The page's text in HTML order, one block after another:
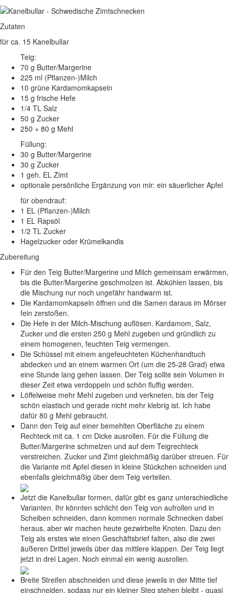
Zutaten
für ca. 15 Kanelbullar
Teig:
70 g Butter/Margerine
225 ml (Pflanzen-)Milch
10 grüne Kardamomkapseln
15 g frische Hefe
1/4 TL Salz
50 g Zucker
250 + 80 g Mehl
Füllung:
30 g Butter/Margerine
30 g Zucker
1 geh. EL Zimt
optionale persönliche Ergänzung von mir: ein säuerlicher Apfel
für obendrauf:
1 EL (Pflanzen-)Milch
1 EL Rapsöl
1/2 TL Zucker
Hagelzucker oder Krümelkandis
Zubereitung
Für den Teig Butter/Margerine und Milch gemeinsam erwärmen,
bis die Butter/Margerine geschmolzen ist. Abkühlen lassen, bis
die Mischung nur noch ungefähr handwarm ist.
Die Kardamomkapseln öffnen und die Samen daraus im Mörser
fein zerstoßen.
Die Hefe in der Milch-Mischung auflösen. Kardamom, Salz,
Zucker und die ersten 250 g Mehl zugeben und gründlich zu
einem homogenen, feuchten Teig vermengen.
Die Schüssel mit einem angefeuchteten Küchenhandtuch
abdecken und an einem warmen Ort (um die 25-28 Grad) etwa
eine Stunde lang gehen lassen. Der Teig sollte sein Volumen in
dieser Zeit etwa verdoppeln und schön fluffig werden.
Löffelweise mehr Mehl zugeben und verkneten, bis der Teig
schön elastisch und gerade nicht mehr klebrig ist. Ich habe
dafür 80 g Mehl gebraucht.
Dann den Teig auf einer bemehlten Oberfläche zu einem
Rechteck mit ca. 1 cm Dicke ausrollen. Für die Füllung die
Butter/Margerine schmelzen und auf dem Teigrechteck
verstreichen. Zucker und Zimt gleichmäßig darüber streuen. Für
die Variante mit Apfel diesen in kleine Stückchen schneiden und
ebenfalls gleichmäßig über dem Teig verteilen.
Jetzt die Kanelbullar formen, dafür gibt es ganz unterschiedliche
Varianten. Ihr könnten schlicht den Teig von aufrollen und in
Scheiben schneiden, dann kommen normale Schnecken dabei
heraus, aber wir machen heute gezwirbelte Knoten. Dazu den
Teig als erstes wie einen Geschäftsbrief falten, also die zwei
äußeren Drittel jeweils über das mittlere klappen. Der Teig liegt
jetzt in drei Lagen. Noch einmal ein wenig ausrollen.
Breite Streifen abschneiden und diese jeweils in der Mitte tief
einschneiden, sodass nur ein kleiner Steg stehen bleibt - quasi